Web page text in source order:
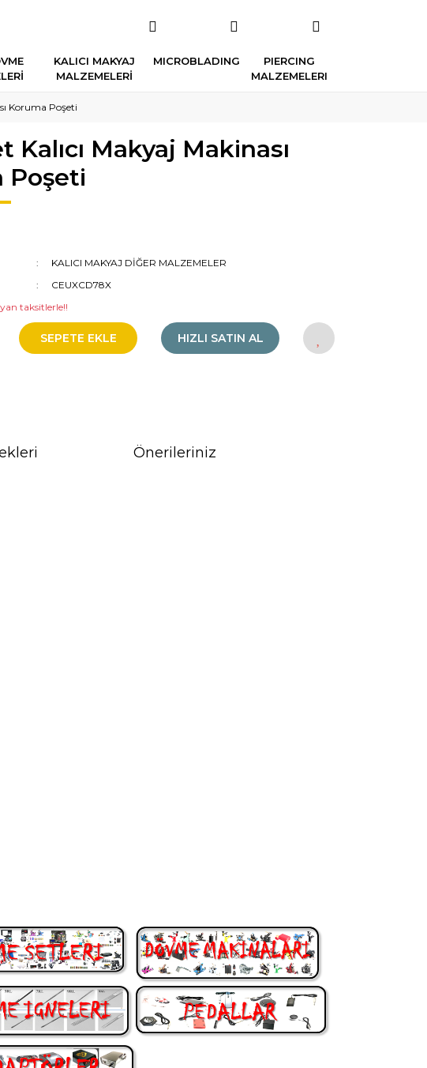
KALICI MAKYAJ
MALZEMELERİ
MICROBLADING
PIERCING
MALZEMELERI
Koruma Poşeti
Kalıcı Makyaj Makinası
Poşeti
KALICI MAKYAJ DİĞER MALZEMELER
CEUXCD78X
taksitlerle!!
SEPETE EKLE HIZLI SATIN AL
Önerileriniz